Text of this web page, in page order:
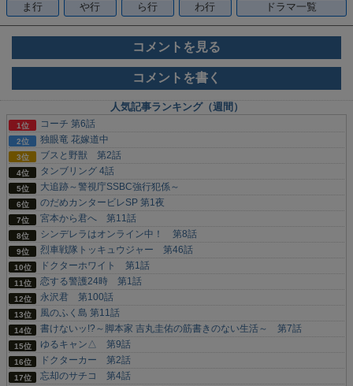
ま行
や行 ら行 わ行 ドラマ一覧
コメントを見る
コメントを書く
人気記事ランキング（週間）
コーチ 第6話
独眼竜 花嫁道中
ブスと野獣 第2話
タンブリング 4話
大追跡～警視庁SSBC強行犯係～
のだめカンタービレSP 第1夜
宮本から君へ 第11話
シンデレラはオンライン中！ 第8話
烈車戦隊トッキュウジャー 第46話
ドクターホワイト 第1話
恋する警護24時 第1話
永沢君 第100話
風のふく島 第11話
書けないッ!?～脚本家 吉丸圭佑の筋書きのない生活～ 第7話
ゆるキャン△ 第9話
ドクターカー 第2話
忘却のサチコ 第4話